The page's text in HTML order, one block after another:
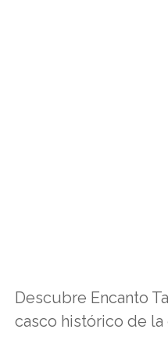
Descubre Encanto
casco histórico de